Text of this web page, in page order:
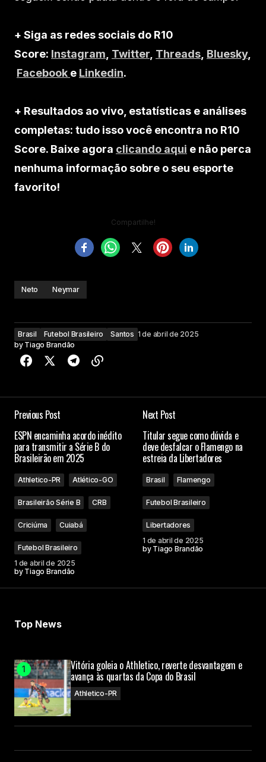
+ Siga as redes sociais do R10
Score: Instagram Twitter Threads Bluesky,
Facebook e Linkedin.
+ Resultados ao vivo, estatísticas e análises
completas: tudo isso você encontra no R10
Score. Baixe agora clicando aqui e não perca
nenhuma informação sobre o seu esporte
favorito!
Compartilhe!
Neto Neymar
Brasil Futebol Brasileiro Santos 1 de abril de 2025
by Tiago Brandão
Previous Post
ESPN encaminha acordo inédito
para transmitir a Série B do
Brasileirão em 2025
Athletico-PR Atlético-GO
Brasileirão Série B CRB
Criciúma Cuiabá
Futebol Brasileiro
1 de abril de 2025
by Tiago Brandão
Next Post
Titular segue como dúvida e
deve desfalcar o Flamengo na
estreia da Libertadores
Brasil Flamengo
Futebol Brasileiro
Libertadores
1 de abril de 2025
by Tiago Brandão
Top News
Vitória goleia o Athletico, reverte desvantagem e
avança às quartas da Copa do Brasil
Athletico-PR